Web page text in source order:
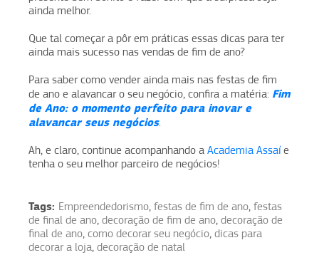
ainda melhor.
Que tal começar a pôr em práticas essas dicas para ter
ainda mais sucesso nas vendas de fim de ano?
Para saber como vender ainda mais nas festas de fim
de ano e alavancar o seu negócio, confira a matéria: Fim
de Ano: o momento perfeito para inovar e
alavancar seus negócios.
Ah, e claro, continue acompanhando a Academia Assaíe
tenha o seu melhor parceiro de negócios!
Tags: Empreendedorismo, festas de fim de ano, festas
de final de ano, decoração de fim de ano, decoração de
final de ano, como decorar seu negócio, dicas para
decorar a loja, decoração de natal